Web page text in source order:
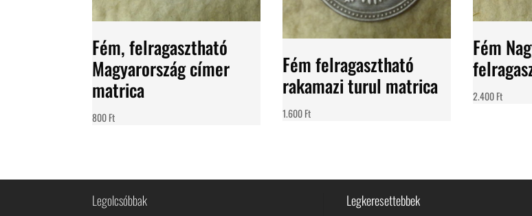
Fém, felragasztható
Magyarország címer
matrica
800Ft
Fém felragasztható
rakamazi turul matrica
1.600Ft
Fém
2.400Ft
Legolcsóbbak Legkeresettebbek